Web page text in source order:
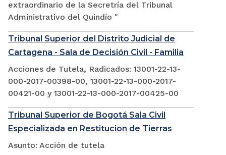
extraordinario de la Secretría del Tribunal
Administrativo del Quindío "
Tribunal Superior del Distrito Judicial de
Cartagena - Sala de Decisión Civil - Familia
Acciones de Tutela, Radicados: 13001-22-13-
000-2017-00398-00, 13001-22-13-000-2017-
00421-00 y 13001-22-13-000-2017-00425-00
Tribunal Superior de Bogotá Sala Civil
Especializada en Restitucion de Tierras
Asunto: Acción de tutela